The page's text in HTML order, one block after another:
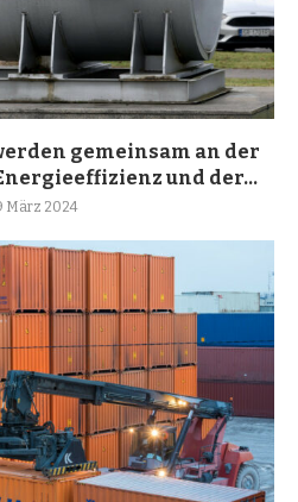
gemeinsam an der
und der...
März 2024